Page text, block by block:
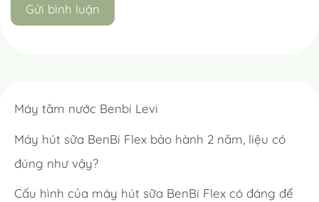
Máy tăm nước Benbi Levi
Máy hút sữa BenBi Flex bảo hành 2 năm, liệu có
đúng như vậy?
Cấu hình của máy hút sữa BenBi Flex có đáng để